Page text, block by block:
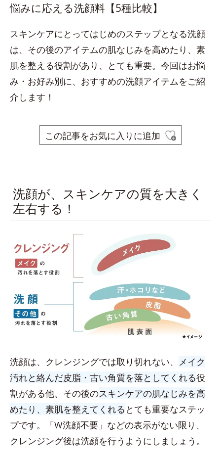
悩みに応える洗顔料【5種比較】
スキンケアにとってはじめのステップとなる洗顔
は、その後のアイテムの肌なじみを高めたり、素
肌を整える役割があり、とても重要。今回はお悩
み・お好み別に、おすすめの洗顔アイテムをご紹
介します！
この記事をお気に入りに追加
洗顔が、スキンケアの質を大きく
左右する！
洗顔は、クレンジングでは取り切れない、 メイク
汚れと絡んだ皮脂・古い角質を落としてくれる役
割がある他、その後のスキンケアの肌なじみを高
めたり、素肌を整えてくれる とても重要なステッ
プです。「W洗顔不要」などの表示がない限り、
クレンジング後は洗顔を行うようにしましょう。